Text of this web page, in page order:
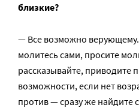
близкие?
— Все возможно
молитесь сами, просите
рассказывайте,
возможности, если нет
против — сразу же найдите